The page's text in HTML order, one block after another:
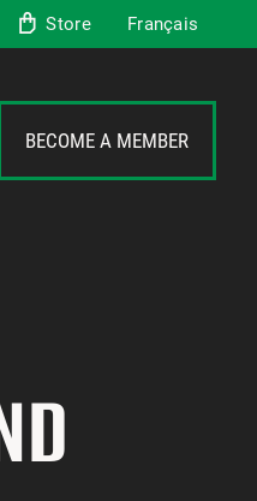
Store Français
BECOME A MEMBER